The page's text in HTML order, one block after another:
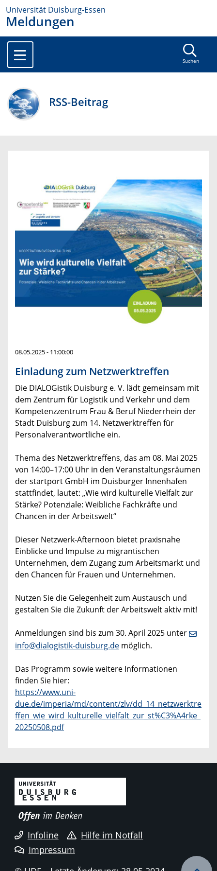
Universität Duisburg-Essen
Meldungen
Suchen
RSS-Beitrag
08.05.2025 - 11:00:00
Einladung zum Netzwerktreffen
Die DIALOGistik Duisburg e. V. lädt gemeinsam mit
dem Zentrum für Logistik und Verkehr und dem
Kompetenzzentrum Frau & Beruf Niederrhein der
Stadt Duisburg zum 14. Netzwerktreffen für
Personalverantwortliche ein.
Thema des Netzwerktreffens, das am 08. Mai 2025
von 14:00–17:00 Uhr in den Veranstaltungsräumen
der startport GmbH im Duisburger Innenhafen
stattfindet, lautet: „Wie wird kulturelle Vielfalt zur
Stärke? Potenziale: Weibliche Fachkräfte und
Chancen in der Arbeitswelt“
Dieser Netzwerk-Afternoon bietet praxisnahe
Einblicke und Impulse zu migrantischen
Unternehmen, dem Zugang zum Arbeitsmarkt und
den Chancen für Frauen und Unternehmen.
Nutzen Sie die Gelegenheit zum Austausch und
gestalten Sie die Zukunft der Arbeitswelt aktiv mit!
Anmeldungen sind bis zum 30. April 2025 unter
info@dialogistik-duisburg.de möglich.
Das Programm sowie weitere Informationen
finden Sie hier:
https://www.uni-
due.de/imperia/md/content/zlv/dd_14_netzwerktre
ffen_wie_wird_kulturelle_vielfalt_zur_st%C3%A4rke_
20250508.pdf
Infoline
Hilfe im Notfall
Impressum